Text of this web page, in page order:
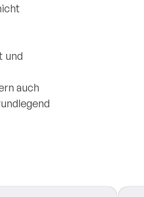
und
auch